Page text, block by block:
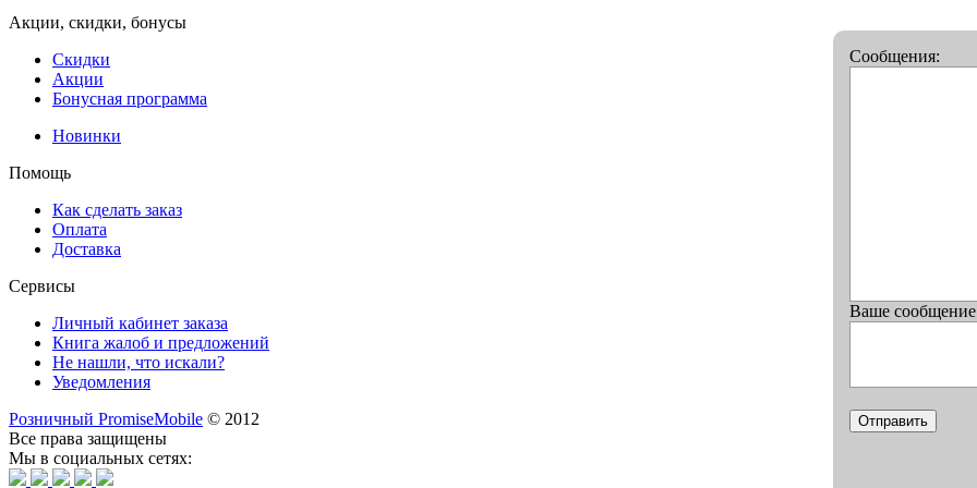
Акции, скидки, бонусы
Скидки
Акции
Бонусная программа
Новинки
Помощь
Как сделать заказ
Оплата
Доставка
Сервисы
Личный кабинет заказа
Книга жалоб и предложений
Не нашли, что искали?
Уведомления
Розничный PromiseMobile © 2012
Все права защищены
Мы в социальных сетях:
Сообщения:
Ваше